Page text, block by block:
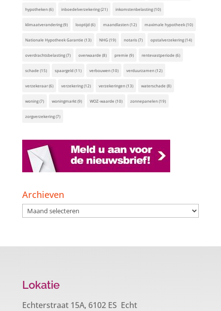
hypotheken(6) inboedelverzekering(21) inkomstenbelasting(10)
klimaatverandering(9) looptijd(6) maandlasten(12) maximale hypotheek(10)
Nationale Hypotheek Garantie (13) NHG(19) notaris(7) opstalverzekering(14)
overdrachtsbelasting(7) overwaarde (8) premie (9) rentevastperiode (6)
schade (15) spaargeld(11) verbouwen(10) verduurzamen(12)
verzekeraar(6) verzekering(12) verzekeringen(13) waterschade (8)
woning(7) woningmarkt(9) WOZ-waarde (10) zonnepanelen(19)
zorgverzekering(7)
Archieven
Archieven
Lokatie
Echterstraat 15A, 6102 ES Echt